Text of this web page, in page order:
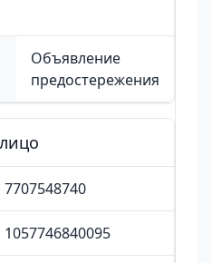
Объявление
предостережения
7707548740
1057746840095